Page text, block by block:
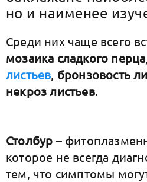
но и наименее
Среди них чаще всего
мозаика сладкого перца,
листьев, бронзовость
некроз листьев.
Столбур –
которое не всегда
тем, что симптомы